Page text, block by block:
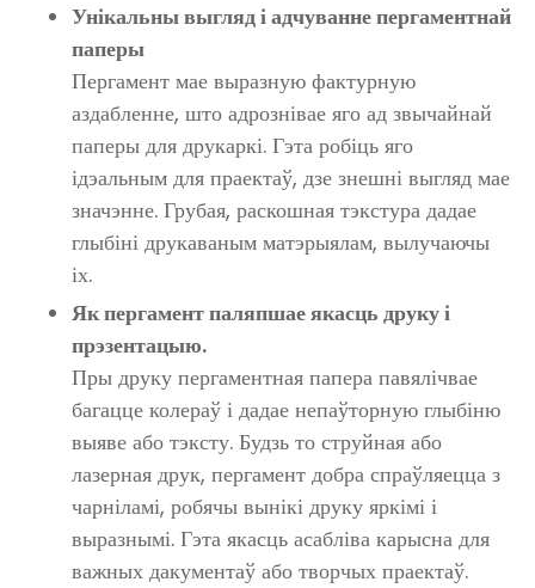
Унікальны выгляд і адчуванне пергаментнай
паперы
Пергамент мае выразную фактурную
аздабленне, што адрознівае яго ад звычайнай
паперы для друкаркі. Гэта робіць яго
ідэальным для праектаў, дзе знешні выгляд мае
значэнне. Грубая, раскошная тэкстура дадае
глыбіні друкаваным матэрыялам, вылучаючы
іх.
Як пергамент паляпшае якасць друку і
прэзентацыю.
Пры друку пергаментная папера павялічвае
багацце колераў і дадае непаўторную глыбіню
выяве або тэксту. Будзь то струйная або
лазерная друк, пергамент добра спраўляецца з
чарніламі, робячы вынікі друку яркімі і
выразнымі. Гэта якасць асабліва карысна для
важных дакументаў або творчых праектаў.